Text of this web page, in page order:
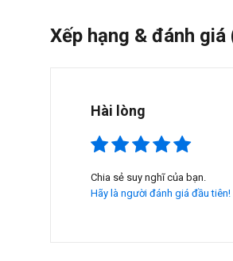
Xếp hạng & đánh giá
Hài lòng
Chia sẻ suy nghĩ của bạn.
Hãy là người đánh giá đầu tiên!